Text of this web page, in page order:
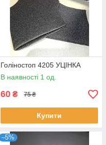
Голіностоп 4205 УЦІНКА
В наявності 1 од.
60 ₴ 75 ₴
Купити
–5%